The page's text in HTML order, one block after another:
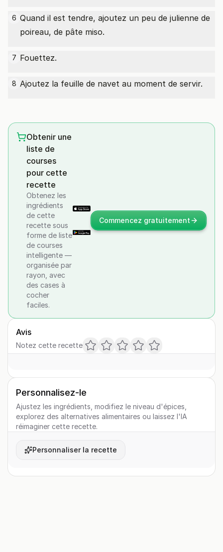
6 Quand il est tendre, ajoutez un peu de julienne de
poireau, de pâte miso.
7 Fouettez.
8 Ajoutez la feuille de navet au moment de servir.
Obtenir une
liste de
courses
pour cette
recette
Obtenez les
ingrédients
de cette
recette sous
forme de liste
de courses
intelligente —
organisée par
rayon, avec
des cases à
cocher
faciles.
Commencez gratuitement
Avis
Notez cette recette
Personnalisez-le
Ajustez les ingrédients, modifiez le niveau d'épices,
explorez des alternatives alimentaires ou laissez l'IA
réimaginer cette recette.
Personnaliser la recette